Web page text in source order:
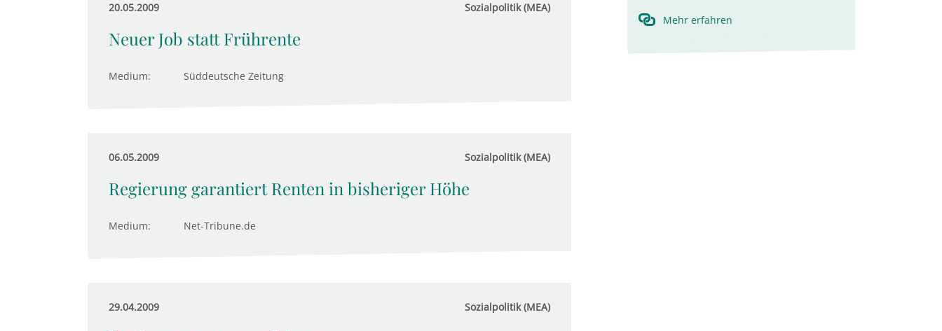
20.05.2009 Sozialpolitik (MEA)
Neuer Job statt Frührente
Medium: Süddeutsche Zeitung
06.05.2009 Sozialpolitik (MEA)
Regierung garantiert Renten in bisheriger Höhe
Medium: Net-Tribune.de
29.04.2009 Sozialpolitik (MEA)
Mehr erfahren